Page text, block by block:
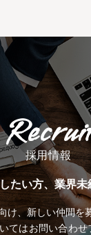
採用情報
たい方、業界
け、新しい仲間を
てはお問い合わせ